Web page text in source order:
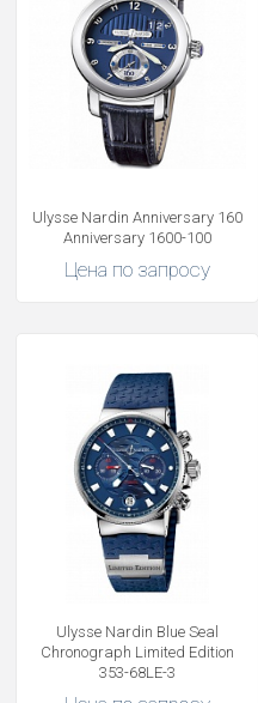
Ulysse Nardin Anniversary 160
Anniversary 1600-100
Цена по запросу
Ulysse Nardin Blue Seal
Chronograph Limited Edition
353-68LE-3